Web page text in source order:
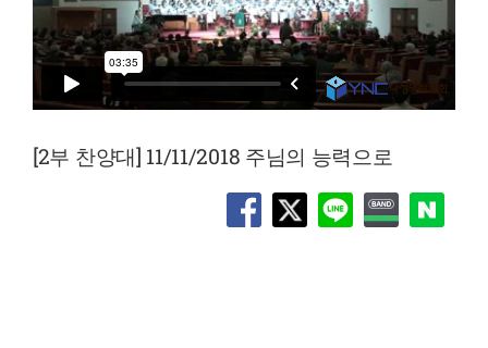
[2부 찬양대] 11/11/2018 주님의 능력으로